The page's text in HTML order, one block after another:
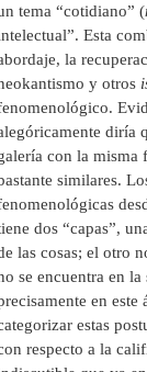
tema “cotidiano” (
Esta
la
y otros
diría
con la misma
similares.
dos “capas”,
las cosas; el otro
se encuentra en
en
estas
respecto a la